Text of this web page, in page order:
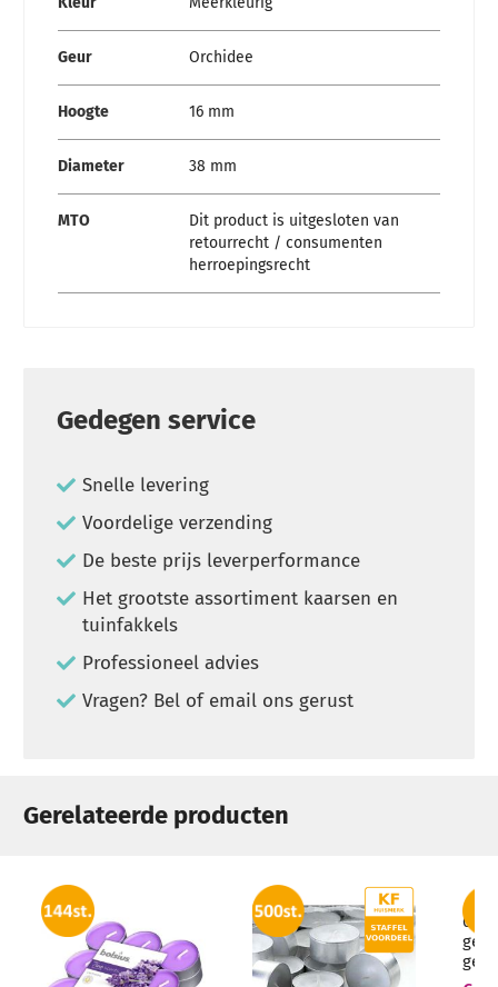
Geur Orchidee
Hoogte 16 mm
Diameter 38 mm
MTO
Dit product is uitgesloten van
retourrecht / consumenten
herroepingsrecht
Gedegen service
Snelle levering
Voordelige verzending
De beste prijs leverperformance
Het grootste assortiment kaarsen en
tuinfakkels
Professioneel advies
Vragen? Bel of email ons gerust
Gerelateerde producten
6
ml -